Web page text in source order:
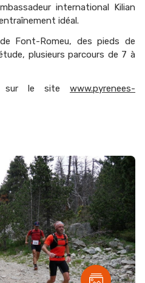
international Kilian
idéal.
Font-Romeu, des pieds de
plusieurs parcours de 7 à
sur le site www.pyrenees-